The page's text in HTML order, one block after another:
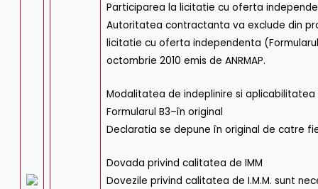
Participarea la licitatie cu oferta
Autoritatea contractanta va exclude din
licitatie cu oferta independenta
octombrie 2010 emis de ANRMAP.
Modalitatea de indeplinire si
Formularul B3–în original
Declaratia se depune în original de catre
Dovada privind calitatea de IMM
Dovezile privind calitatea de I.M.M. sunt